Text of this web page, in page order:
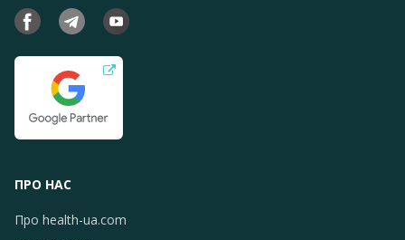
ПРО НАС
Про health-ua.com